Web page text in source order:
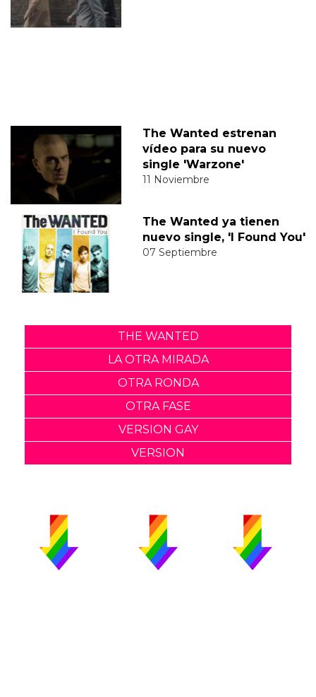
The Wanted estrenan
vídeo para su nuevo
single 'Warzone'
11 Noviembre
The Wanted ya tienen
nuevo single, 'I Found You'
07 Septiembre
THE WANTED
LA OTRA MIRADA
OTRA RONDA
OTRA FASE
VERSION GAY
VERSION